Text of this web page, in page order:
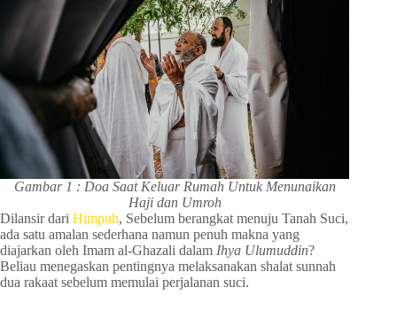
Gambar 1 : Doa Saat Keluar Rumah Untuk Menunaikan
Haji dan Umroh
Dilansir dari Himpuh, Sebelum berangkat menuju Tanah Suci,
ada satu amalan sederhana namun penuh makna yang
diajarkan oleh Imam al-Ghazali dalam Ihya Ulumuddin?
Beliau menegaskan pentingnya melaksanakan shalat sunnah
dua rakaat sebelum memulai perjalanan suci.